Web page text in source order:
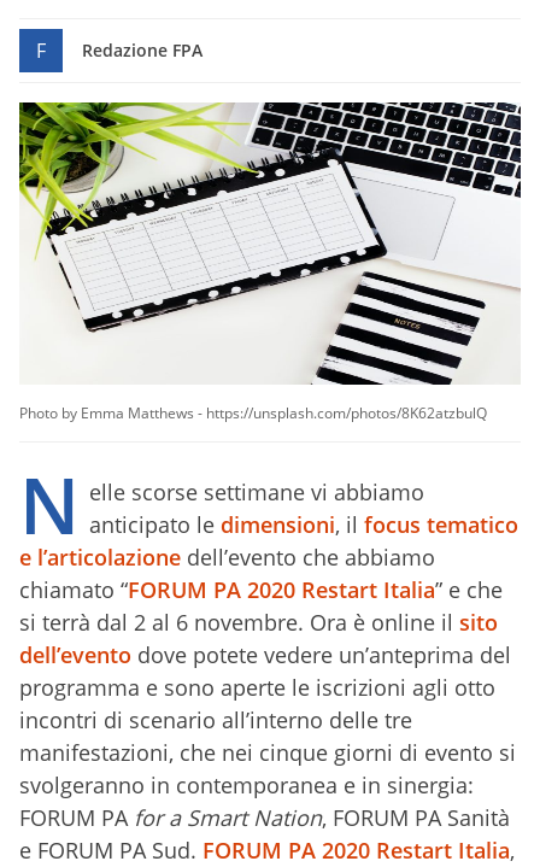
F Redazione FPA
Photo by Emma Matthews - https://unsplash.com/photos/8K62atzbulQ
N
elle scorse settimane vi abbiamo
anticipato le dimensioni, il focus tematico
e l’articolazione dell’evento che abbiamo
chiamato “FORUM PA 2020 Restart Italia” e che
si terrà dal 2 al 6 novembre. Ora è online il sito
dell’evento dove potete vedere un’anteprima del
programma e sono aperte le iscrizioni agli otto
incontri di scenario all’interno delle tre
manifestazioni, che nei cinque giorni di evento si
svolgeranno in contemporanea e in sinergia:
FORUM PA for a Smart Nation, FORUM PA Sanità
e FORUM PA Sud. FORUM PA 2020 Restart Italia,